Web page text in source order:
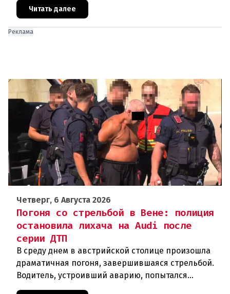
двух 16-летних девушек.Вызов полиции и задер
Читать далее
Реклама
Четверг, 6 Августа 2026
Погоня со стрельбой в Вене: полиция
остановила лихача на Audi после
серии ДТП
В среду днем в австрийской столице произошла
драматичная погоня, завершившаяся стрельбой.
Водитель, устроивший аварию, попытался
скрыться от полиции, спровоцировав несколько